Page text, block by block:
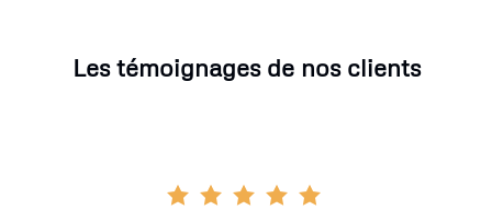
Les témoignages de nos clients